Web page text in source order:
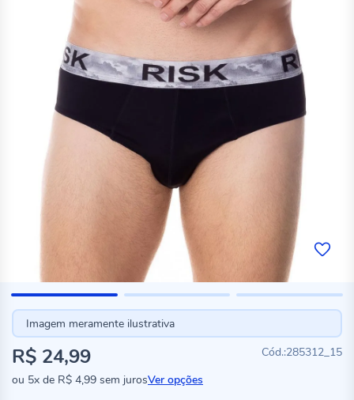
Imagem meramente ilustrativa
285312_15
R$ 24,99
ou 5x de R$ 4,99 sem jurosVer opções